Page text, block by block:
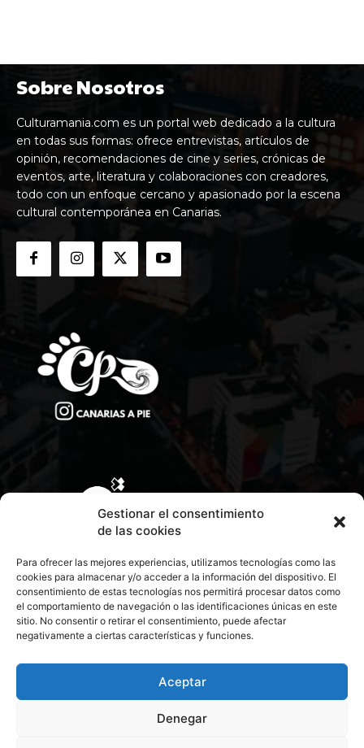
Gestionar el consentimiento
de las cookies
Para ofrecer las mejores experiencias, utilizamos tecnologías como las
cookies para almacenar y/o acceder a la información del dispositivo. El
consentimiento de estas tecnologías nos permitirá procesar datos como
el comportamiento de navegación o las identificaciones únicas en este
sitio. No consentir o retirar el consentimiento, puede afectar
negativamente a ciertas características y funciones.
Aceptar
Denegar
Sobre Nosotros
Culturamania.com es un portal web dedicado a la cultura
en todas sus formas: ofrece entrevistas, artículos de
opinión, recomendaciones de cine y series, crónicas de
eventos, arte, literatura y colaboraciones con creadores,
todo con un enfoque cercano y apasionado por la escena
cultural contemporánea en Canarias.
CONTACTA CON NOSOTROS